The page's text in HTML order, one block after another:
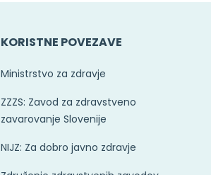
KORISTNE POVEZAVE
Ministrstvo za zdravje
ZZZS: Zavod za zdravstveno
zavarovanje Slovenije
NIJZ: Za dobro javno zdravje